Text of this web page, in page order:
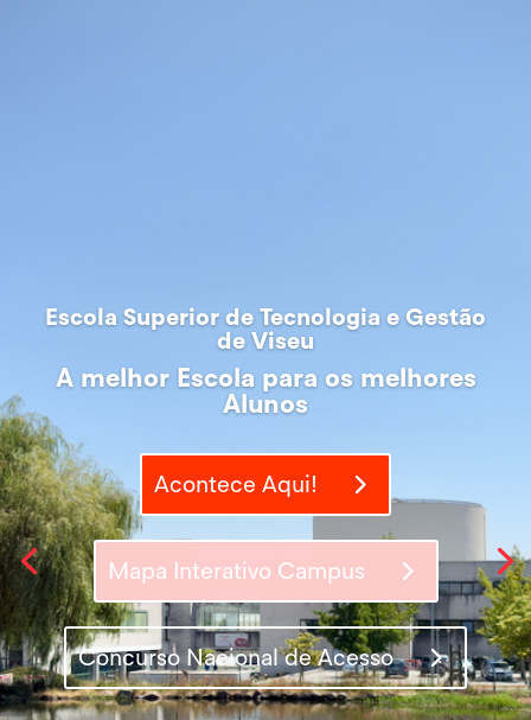
Escola Superior de Tecnologia e Gestão
de Viseu
A melhor Escola para os melhores
Alunos
Acontece Aqui!
Mapa Interativo Campus
Concurso Nacional de Acesso
A melhor Escola para os melhores
Acontece Aqui!
Mapa Interativo Campus